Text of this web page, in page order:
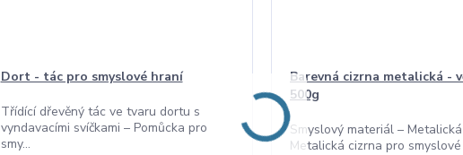
Dort - tác pro smyslové hraní
Třídící dřevěný tác ve tvaru dortu s
vyndavacími svíčkami – Pomůcka pro
smy...
Barevná cizrna metalická -
500g
Smyslový materiál –
Metalická cizrna pro smyslové